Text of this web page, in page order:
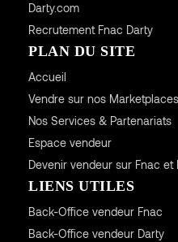
Darty.com
Recrutement Fnac Darty
PLAN DU SITE
Accueil
Vendre sur nos Marketplaces
Nos Services & Partenariats
Espace vendeur
Devenir vendeur sur Fnac et
LIENS UTILES
Back-Office vendeur Fnac
Back-Office vendeur Darty